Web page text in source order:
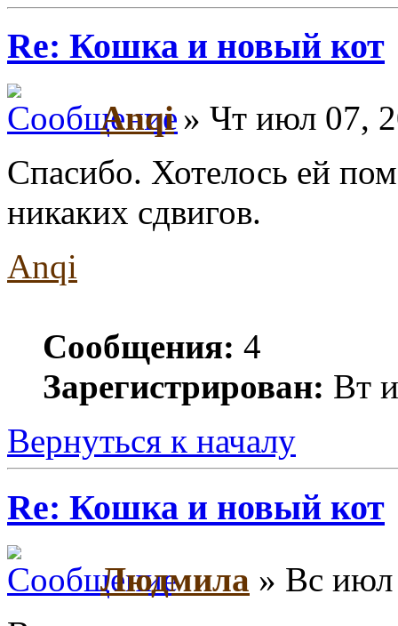
Re: Кошка и новый кот
Anqi» Чт июл 07,
Спасибо. Хотелось ей
никаких сдвигов.
Anqi
Сообщения: 4
Зарегистрирован: Вт
Вернуться к началу
Re: Кошка и новый кот
Людмила » Вс июл